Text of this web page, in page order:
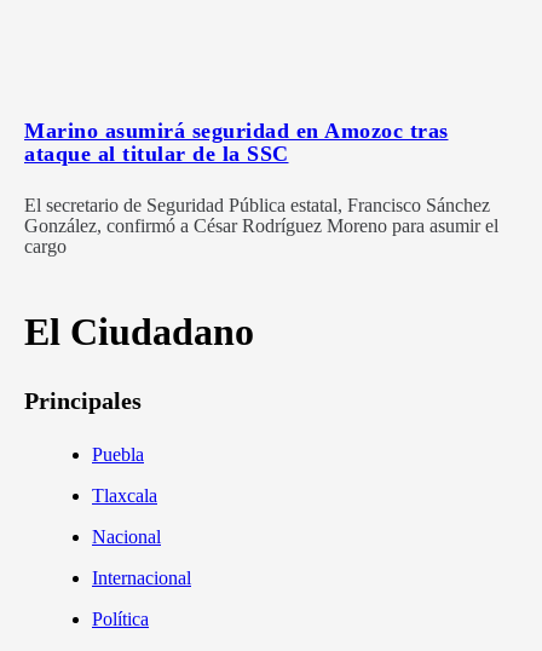
Marino asumirá seguridad en Amozoc tras
ataque al titular de la SSC
El secretario de Seguridad Pública estatal, Francisco Sánchez
González, confirmó a César Rodríguez Moreno para asumir el
cargo
El Ciudadano
Principales
Puebla
Tlaxcala
Nacional
Internacional
Política